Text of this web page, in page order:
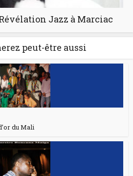
Jazz à Marciac
peut-être aussi
du Mali